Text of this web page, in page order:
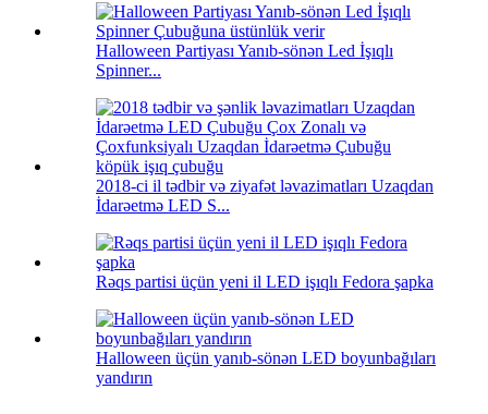
Halloween Partiyası Yanıb-sönən Led İşıqlı
Spinner...
2018-ci il tədbir və ziyafət ləvazimatları Uzaqdan
İdarəetmə LED S...
Rəqs partisi üçün yeni il LED işıqlı Fedora şapka
Halloween üçün yanıb-sönən LED boyunbağıları
yandırın